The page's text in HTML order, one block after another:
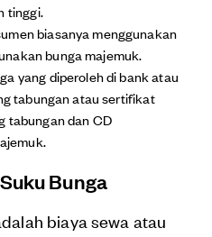
tinggi.
biasanya menggunakan
bunga majemuk.
yang diperoleh di bank atau
tabungan atau sertifikat
tabungan dan CD
Bunga
biaya sewa atau